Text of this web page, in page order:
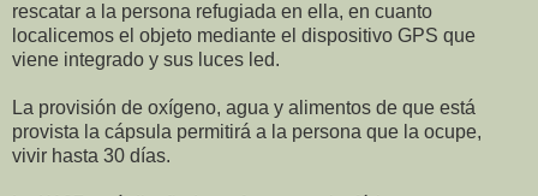
rescatar a la persona refugiada en ella, en cuanto
localicemos el objeto mediante el dispositivo GPS que
viene integrado y sus luces led.
La provisión de oxígeno, agua y alimentos de que está
provista la cápsula permitirá a la persona que la ocupe,
vivir hasta 30 días.